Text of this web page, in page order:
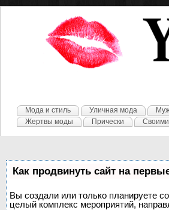
Мода и стиль Уличная мода
Жертвы моды
Прически
Как продвинуть сайт на
Вы создали или только планируете
целый комплекс мероприятий,